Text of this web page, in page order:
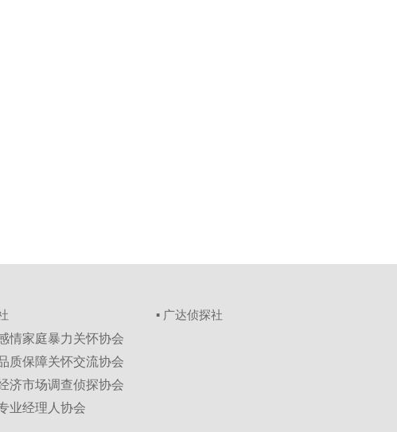
▪ 广达侦探社
情家庭暴力关怀协会
质保障关怀交流协会
济市场调查侦探协会
业经理人协会